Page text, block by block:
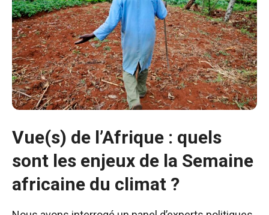
Vue(s) de l’Afrique : quels
sont les enjeux de la Semaine
africaine du climat ?